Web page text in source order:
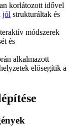
korlátozott idővel
jól strukturáltak és
módszerek
és
alkalmazott
elősegítik a